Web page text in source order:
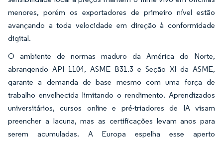
menores, porém os exportadores de primeiro nível estão
avançando a toda velocidade em direção à conformidade
digital.
O ambiente de normas maduro da América do Norte,
abrangendo API 1104, ASME B31.3 e Seção XI da ASME,
garante a demanda de base mesmo com uma força de
trabalho envelhecida limitando o rendimento. Aprendizados
universitários, cursos online e pré-triadores de IA visam
preencher a lacuna, mas as certificações levam anos para
serem acumuladas. A Europa espelha esse aperto